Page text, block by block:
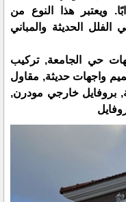
ويعتبر هذا النوع من
الحديثة والمباني
حي الجامعة, تركيب
واجهات حديثة, مقاول
بروفايل خارجي مودرن,